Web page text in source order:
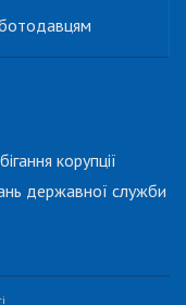
корупції
державної служби